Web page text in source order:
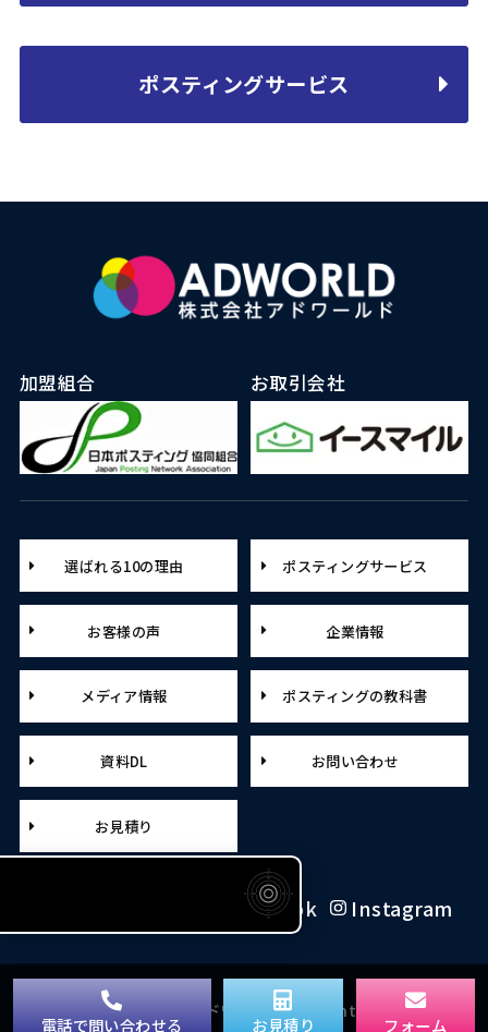
ポスティングサービス
加盟組合 お取引会社
選ばれる10の理由 ポスティングサービス
お客様の声 企業情報
メディア情報 ポスティングの教科書
資料DL お問い合わせ
お見積り
Facebook Instagram
© Copyright 2026 アドワールド. All rights reserved.
電話で問い合わせる お見積り フォーム